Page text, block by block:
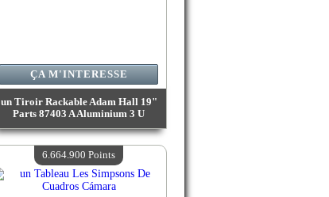
un Tiroir Rackable Adam Hall 19"
Parts 87403 A Aluminium 3 U
Valeur :8 568 800 Points
Quantité Disponible :4
ÇA M'INTERESSE
6.664.900 Points